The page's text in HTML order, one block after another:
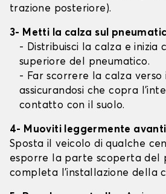
trazione posteriore).
3- Metti la calza sul
- Distribuisci la calza e inizia
superiore del pneumatico.
- Far scorrere la calza verso
assicurandosi che copra
contatto con il suolo.
4- Muoviti leggermente
Sposta il veicolo di qualche
esporre la parte scoperta del
completa l'installazione della